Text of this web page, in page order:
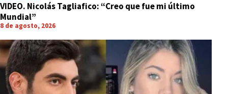
VIDEO. Nicolás Tagliafico: “Creo que fue mi último
Mundial”
8 de agosto, 2026